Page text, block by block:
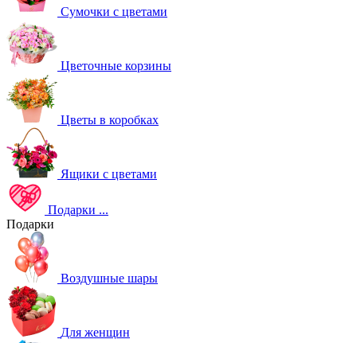
Сумочки с цветами
Цветочные корзины
Цветы в коробках
Ящики с цветами
Подарки ...
Подарки
Воздушные шары
Для женщин